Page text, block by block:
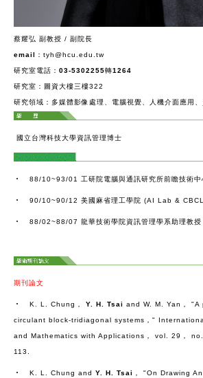
蔡耀弘 副教授 / 副院長
email： tyh@hcu.edu.tw
研究室電話：03-5302255轉1264
研究室： 圖資大樓三樓322
研究領域： 多媒體影像處理、電腦視覺、人機介面應用
國立台灣科技大學資訊管理博士
‧ 88/10~93/01 工研院電腦與通訊研究所前瞻技術中
‧ 90/10~90/12 美國麻省理工學院 (AI Lab &
‧ 88/02~88/07 龍華技術學院資訊管理學系助理教授
期刊論文
‧ K. L. Chung， Y. H. Tsai and W. M. Yan，
circulant block-tridiagonal systems，"
and Mathematics with Applications， vol. 29，
113.
‧ K. L. Chung and Y. H. Tsai ， "On Drawing